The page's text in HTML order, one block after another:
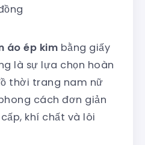
áo ép kim bằng giấy
là sự lựa chọn hoàn
thời trang nam nữ
cách đơn giản
khí chất và lôi